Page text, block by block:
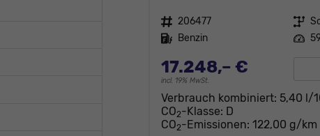
Fahrzeugnr. 206477 Getriebe
Kraftstoff Benzin Leistung
17.248,– €
incl. 19% MwSt.
Verbrauch kombiniert: 5,40 l/
CO2-Klasse: D
CO2-Emissionen: 122,00 g/km